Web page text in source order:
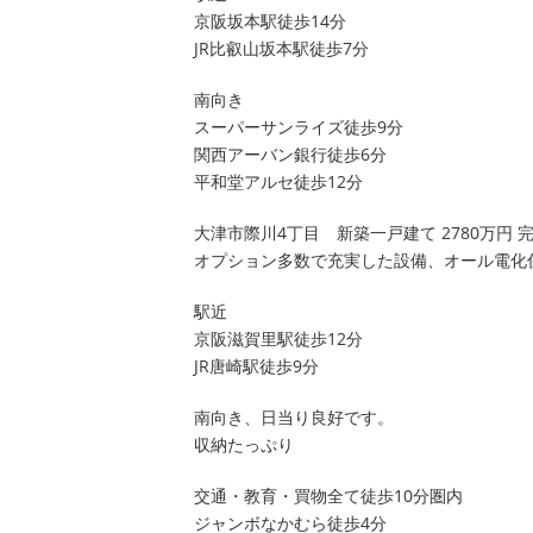
京阪坂本駅徒歩14分
JR比叡山坂本駅徒歩7分
南向き
スーパーサンライズ徒歩9分
関西アーバン銀行徒歩6分
平和堂アルセ徒歩12分
大津市際川4丁目 新築一戸建て 2780万円 完
オプション多数で充実した設備、オール電化
駅近
京阪滋賀里駅徒歩12分
JR唐崎駅徒歩9分
南向き、日当り良好です。
収納たっぷり
交通・教育・買物全て徒歩10分圏内
ジャンボなかむら徒歩4分